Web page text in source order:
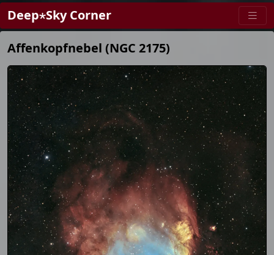
Deep⋆Sky Corner
Affenkopfnebel (NGC 2175)